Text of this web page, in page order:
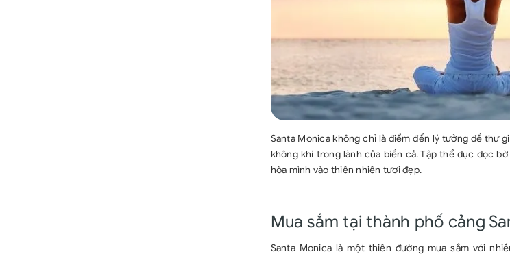
Santa Monica không chỉ là điểm đến lý tưởng để thư
không khí trong lành của biển cả. Tập thể dục dọc
hòa mình vào thiên nhiên tươi đẹp.
Mua sắm tại thành phố cảng
Santa Monica là một thiên đường mua sắm với